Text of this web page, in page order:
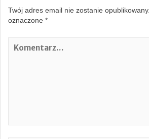
Twój adres email nie zostanie opublikowany.
oznaczone *